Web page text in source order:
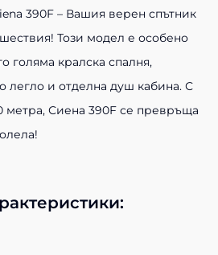
390F – Вашия верен спътник
Този модел е особено
голяма кралска спалня,
легло и отделна душ кабина. С
метра, Сиена 390F се превръща